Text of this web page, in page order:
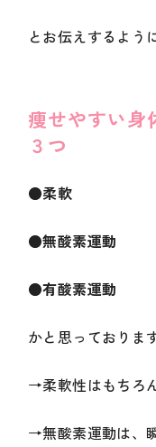
とお伝えするよう
痩せやすい身
３つ
●柔軟
●無酸素運動
●有酸素運動
かと思っておりま
→柔軟性はもちろ
→無酸素運動は、